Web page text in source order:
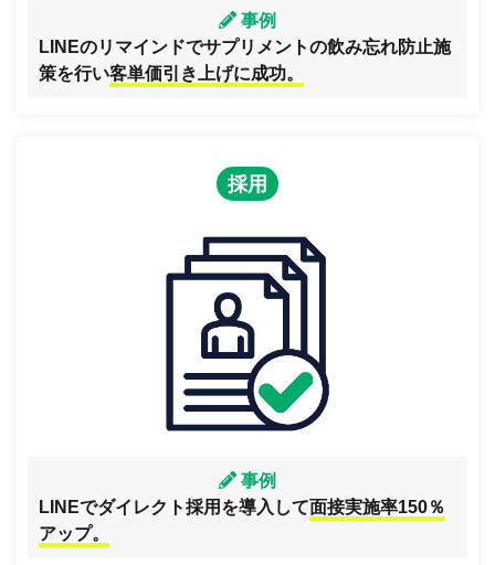
事例
LINEのリマインドでサプリメントの飲み忘れ防止施
策を行い客単価引き上げに成功。
採用
事例
LINEでダイレクト採用を導入して面接実施率150％
アップ。